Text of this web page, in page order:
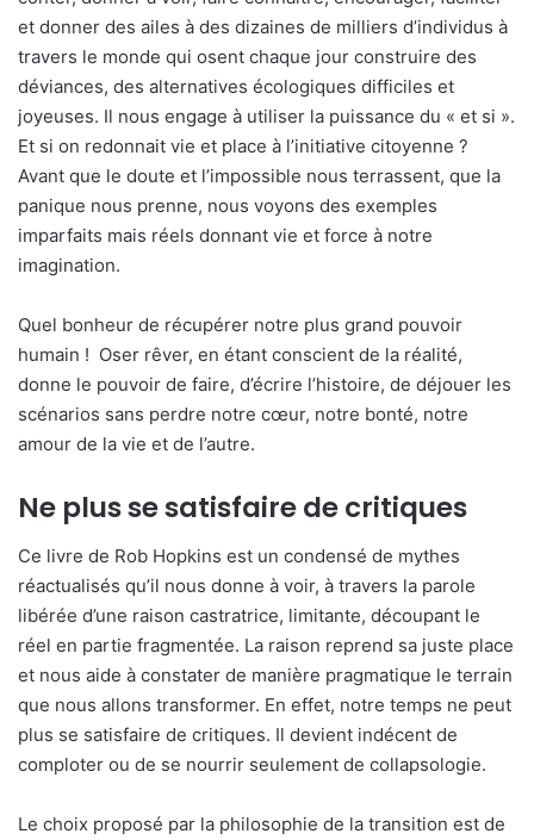
et donner des ailes à des dizaines de milliers d’individus à
travers le monde qui osent chaque jour construire des
déviances, des alternatives écologiques difficiles et
joyeuses. Il nous engage à utiliser la puissance du « et si ».
Et si on redonnait vie et place à l’initiative citoyenne ?
Avant que le doute et l’impossible nous terrassent, que la
panique nous prenne, nous voyons des exemples
imparfaits mais réels donnant vie et force à notre
imagination.
Quel bonheur de récupérer notre plus grand pouvoir
humain ! Oser rêver, en étant conscient de la réalité,
donne le pouvoir de faire, d’écrire l’histoire, de déjouer les
scénarios sans perdre notre cœur, notre bonté, notre
amour de la vie et de l’autre.
Ne plus se satisfaire de critiques
Ce livre de Rob Hopkins est un condensé de mythes
réactualisés qu’il nous donne à voir, à travers la parole
libérée d’une raison castratrice, limitante, découpant le
réel en partie fragmentée. La raison reprend sa juste place
et nous aide à constater de manière pragmatique le terrain
que nous allons transformer. En effet, notre temps ne peut
plus se satisfaire de critiques. Il devient indécent de
comploter ou de se nourrir seulement de collapsologie.
Le choix proposé par la philosophie de la transition est de